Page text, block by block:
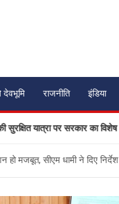
राजनीति इंडिया
यात्रा पर सरकार का विशेष फोकस
हो मजबूत, सीएम धामी ने दिए निर्देश